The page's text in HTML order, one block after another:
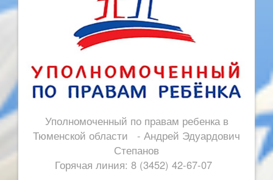
Уполномоченный по правам ребенка в
Тюменской области - Андрей Эдуардович
Степанов
Горячая линия: 8 (3452) 42-67-07